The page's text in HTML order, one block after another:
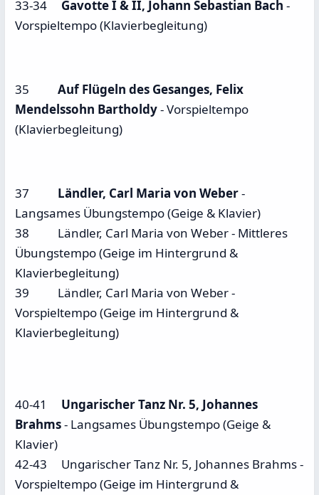
33-34 Gavotte I & II, Johann Sebastian Bach -
Vorspieltempo (Klavierbegleitung)
35 Auf Flügeln des Gesanges, Felix
Mendelssohn Bartholdy- Vorspieltempo
(Klavierbegleitung)
37 Ländler, Carl Maria von Weber-
Langsames Übungstempo (Geige & Klavier)
38 Ländler, Carl Maria von Weber - Mittleres
Übungstempo (Geige im Hintergrund &
Klavierbegleitung)
39 Ländler, Carl Maria von Weber -
Vorspieltempo (Geige im Hintergrund &
Klavierbegleitung)
40-41 Ungarischer Tanz Nr. 5, Johannes
Brahms- Langsames Übungstempo (Geige &
Klavier)
42-43 Ungarischer Tanz Nr. 5, Johannes Brahms -
Vorspieltempo (Geige im Hintergrund &